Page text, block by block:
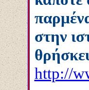
στην
http://